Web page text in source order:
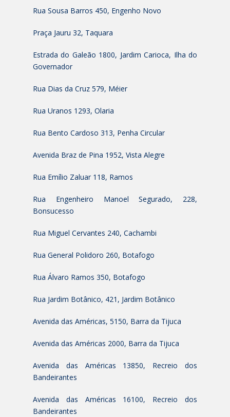
Rua Sousa Barros 450, Engenho Novo
Praça Jauru 32, Taquara
Estrada do Galeão 1800, Jardim Carioca, Ilha do
Governador
Rua Dias da Cruz 579, Méier
Rua Uranos 1293, Olaria
Rua Bento Cardoso 313, Penha Circular
Avenida Braz de Pina 1952, Vista Alegre
Rua Emílio Zaluar 118, Ramos
Rua Engenheiro Manoel Segurado, 228,
Bonsucesso
Rua Miguel Cervantes 240, Cachambi
Rua General Polidoro 260, Botafogo
Rua Álvaro Ramos 350, Botafogo
Rua Jardim Botânico, 421, Jardim Botânico
Avenida das Américas, 5150, Barra da Tijuca
Avenida das Américas 2000, Barra da Tijuca
Avenida das Américas 13850, Recreio dos
Bandeirantes
Avenida das Américas 16100, Recreio dos
Bandeirantes